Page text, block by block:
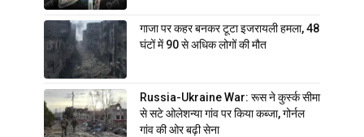
गाजा पर कहर बनकर टूटा इजरायली हमला, 48
घंटों में 90 से अधिक लोगों की मौत
Russia-Ukraine War: रूस ने कुर्स्क सीमा
से सटे ओलेशन्या गांव पर किया कब्जा, गोर्नल
गांव की ओर बढ़ी सेना